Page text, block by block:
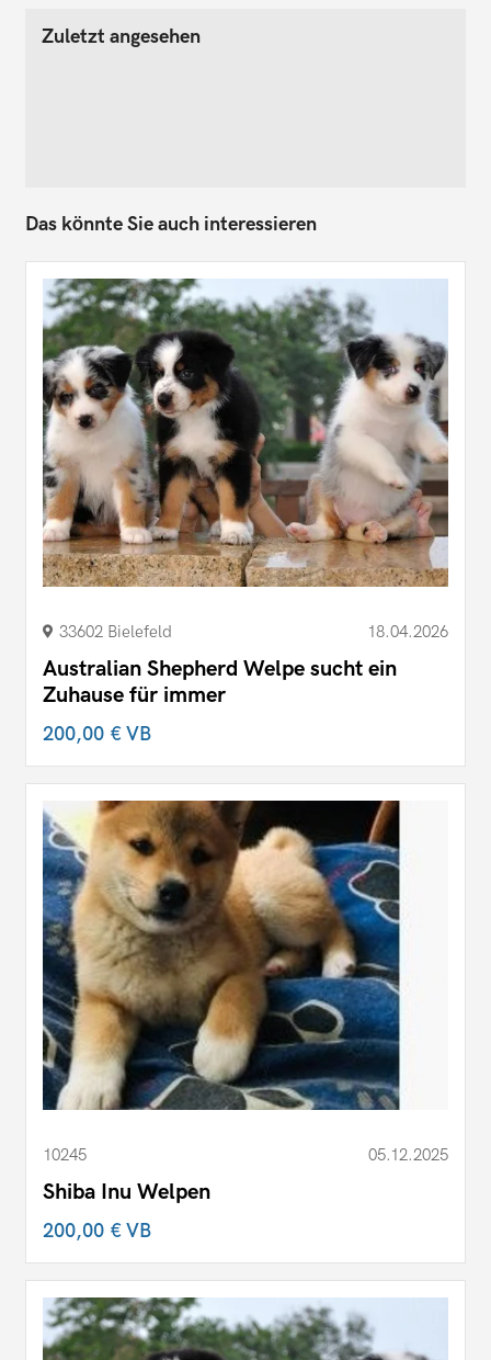
Zuletzt angesehen
Das könnte Sie auch interessieren
33602 Bielefeld 18.04.2026
Australian Shepherd Welpe sucht ein
Zuhause für immer
200,00 €VB
10245 05.12.2025
Shiba Inu Welpen
200,00 €VB